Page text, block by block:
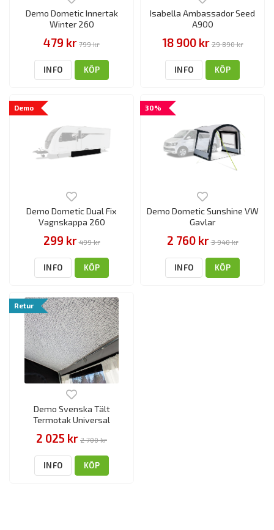
Demo Dometic Innertak
Winter 260
479 kr 799 kr
INFO KÖP
Isabella Ambassador Seed
A900
18 900 kr 29 890 kr
INFO KÖP
Demo
Demo Dometic Dual Fix
Vagnskappa 260
299 kr 499 kr
INFO KÖP
30%
Demo Dometic Sunshine VW
Gavlar
2 760 kr 3 940 kr
INFO KÖP
Retur
Demo Svenska Tält
Termotak Universal
2 025 kr 2 700 kr
INFO KÖP